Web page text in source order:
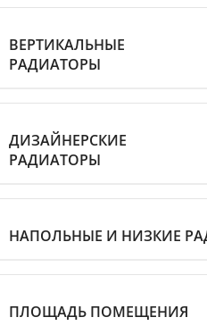
ВЕРТИКАЛЬНЫЕ
РАДИАТОРЫ
ДИЗАЙНЕРСКИЕ
РАДИАТОРЫ
НАПОЛЬНЫЕ И НИЗКИЕ
ПЛОЩАДЬ ПОМЕЩЕНИЯ